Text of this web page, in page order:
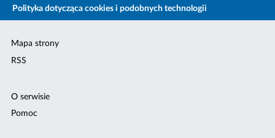
Polityka dotycząca cookies i podobnych technologii
Mapa strony
RSS
O serwisie
Pomoc